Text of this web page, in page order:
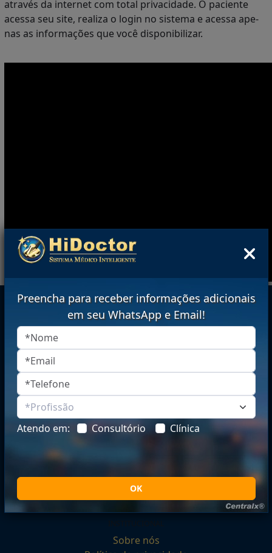
Preencha para receber informações adicionais
em seu WhatsApp e Email!
Atendo em: Consultório Clínica
OK
através da internet com total privacidade. O paciente
acessa seu site, realiza o login no sistema e acessa ape-
nas as informações que você disponibilizar.
Fale com nossos consultores
Segunda a sexta: 8h às 21h30
0 xx 32 2102 0866
Segunda a sexta: 7h30 às 21h30
Sobre nós